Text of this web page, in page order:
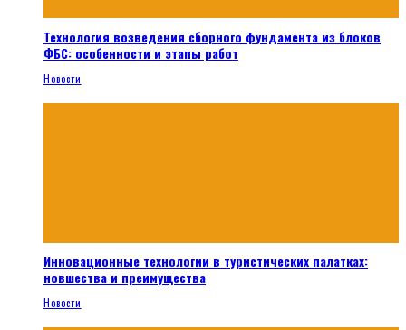
Технология возведения сборного фундамента из блоков
ФБС: особенности и этапы работ
Новости
Инновационные технологии в туристических палатках:
новшества и преимущества
Новости